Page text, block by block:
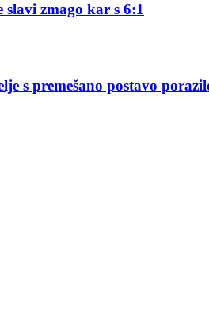
zmago kar s 6:1
s premešano postavo